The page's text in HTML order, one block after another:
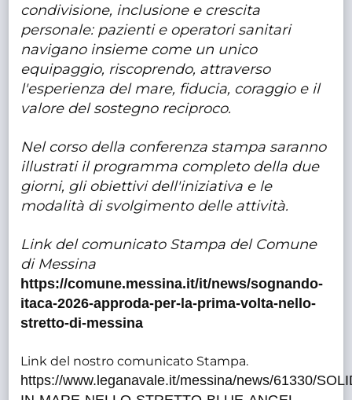
condivisione, inclusione e crescita
personale: pazienti e operatori sanitari
navigano insieme come un unico
equipaggio, riscoprendo, attraverso
l'esperienza del mare, fiducia, coraggio e il
valore del sostegno reciproco.
Nel corso della conferenza stampa saranno
illustrati il programma completo della due
giorni, gli obiettivi dell'iniziativa e le
modalità di svolgimento delle attività.
Link del comunicato Stampa del Comune
di Messina
https://comune.messina.it/it/news/sognando-
itaca-2026-approda-per-la-prima-volta-nello-
stretto-di-messina
Link del nostro comunicato Stampa.
https://www.leganavale.it/messina/news/61330/